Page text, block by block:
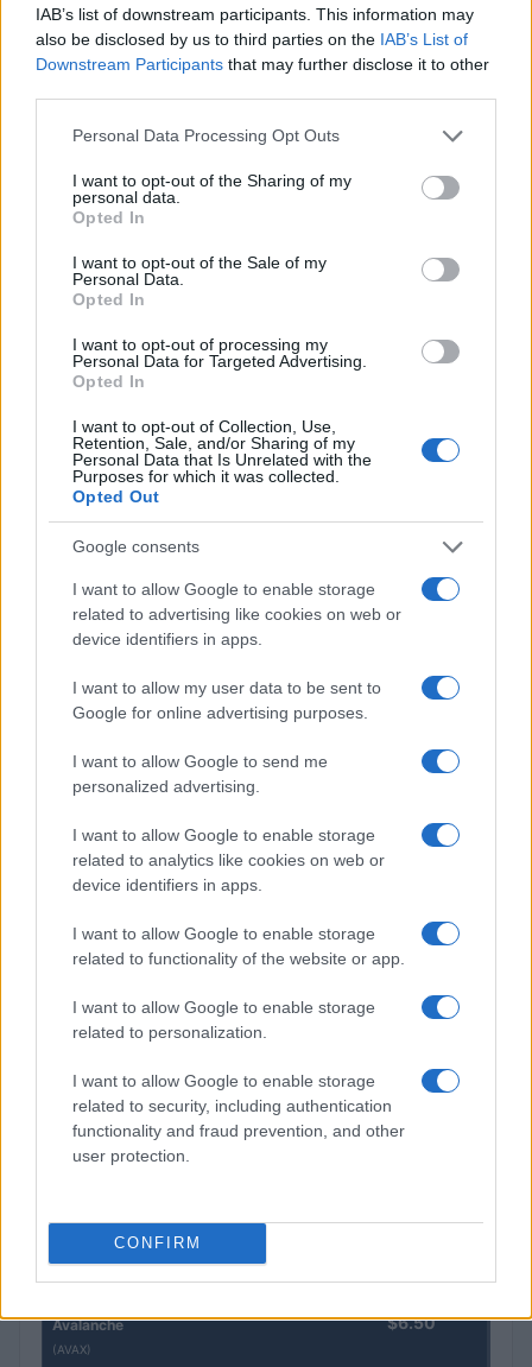
IAB’s list of downstream participants. This information may
also be disclosed by us to third parties on the IAB’s List of
Downstream Participants that may further disclose it to other
Please note that this website/app uses one or more Google
not limited to your visit or usage behaviour. You may click to
grant or deny consent to Google and its third-party tags to
use your data for below specified purposes in below Google
consent section.
Personal Data Processing Opt Outs
I want to opt-out of the Sharing of my
personal data.
Opted In
I want to opt-out of the Sale of my
Personal Data.
Opted In
I want to opt-out of processing my
Personal Data for Targeted Advertising.
Opted In
I want to opt-out of Collection, Use,
Retention, Sale, and/or Sharing of my
Personal Data that Is Unrelated with the
Purposes for which it was collected.
Opted Out
Google consents
I want to allow Google to enable storage
related to advertising like cookies on web or
device identifiers in apps.
I want to allow my user data to be sent to
Google for online advertising purposes.
I want to allow Google to send me
personalized advertising.
I want to allow Google to enable storage
related to analytics like cookies on web or
device identifiers in apps.
I want to allow Google to enable storage
related to functionality of the website or app.
I want to allow Google to enable storage
related to personalization.
I want to allow Google to enable storage
related to security, including authentication
functionality and fraud prevention, and other
user protection.
CONFIRM
Cómo la crisis de refino está afectando los precios de la
gasolina y el diésel
Lucía Herrera · 7 Ago 2026
Intervención conjunta de Japón y EE.UU. para frenar la caída
Marta Ruiz · 7 Ago 2026
COTIZACIONES CRYPTO
Nombre Precio
Bitcoin
(BTC)
$65,187.00
Ethereum
(ETH)
$1,925.05
$608.31
Solana
(SOL)
$76.82
$0.197
Avalanche
(AVAX)
$6.50